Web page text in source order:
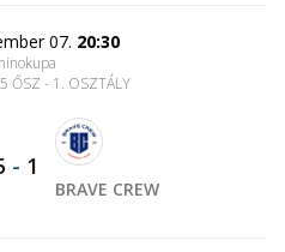
07. 20:30
ŐSZ - 1. OSZTÁLY
- 1
BRAVE CREW